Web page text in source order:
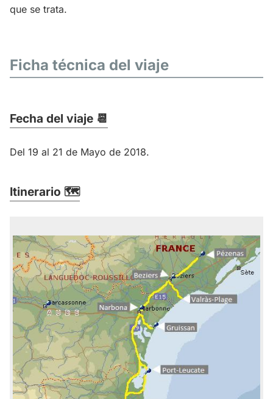
que se trata.
Ficha técnica del viaje
Fecha del viaje 📆
Del 19 al 21 de Mayo de 2018.
Itinerario 🗺️